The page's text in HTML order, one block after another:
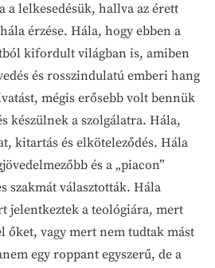
a lelkesedésük, hallva az érett
érzése. Hála, hogy ebben a
kifordult világban is, amiben
és rosszindulatú emberi hang
mégis erősebb volt bennük
készülnek a szolgálatra. Hála,
kitartás és elköteleződés. Hála
és a „piacon”
szakmát választották. Hála
jelentkeztek a teológiára, mert
őket, vagy mert nem tudtak mást
egy roppant egyszerű, de a